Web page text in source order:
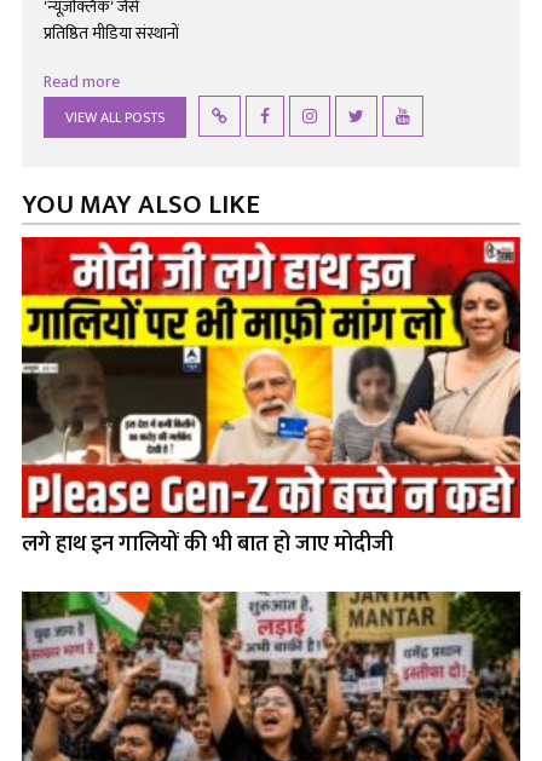
'न्यूज़क्लिक' जैसे
प्रतिष्ठित मीडिया संस्थानों
Read more
VIEW ALL POSTS
YOU MAY ALSO LIKE
लगे हाथ इन गालियों की भी बात हो जाए मोदीजी